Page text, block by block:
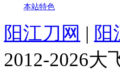
本站特色
阳江刀网 | 阳
2012-2026大